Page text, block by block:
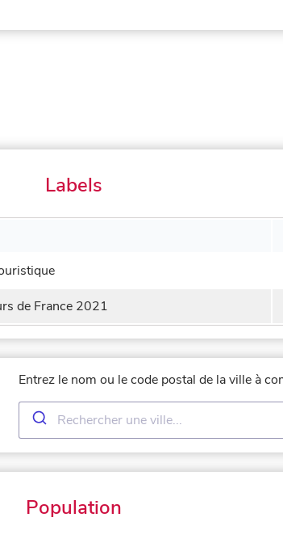
Labels
de France 2021
Entrez le nom ou le code postal de la ville à
Population